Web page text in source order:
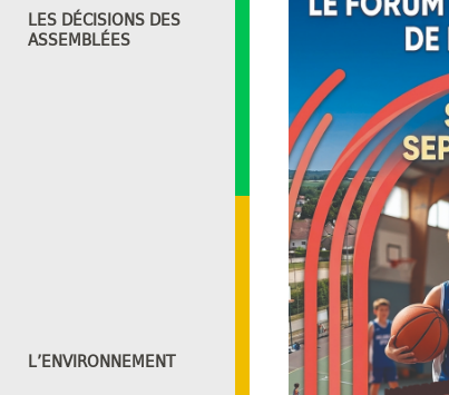
LES DÉCISIONS DES
ASSEMBLÉES
L’ENVIRONNEMENT